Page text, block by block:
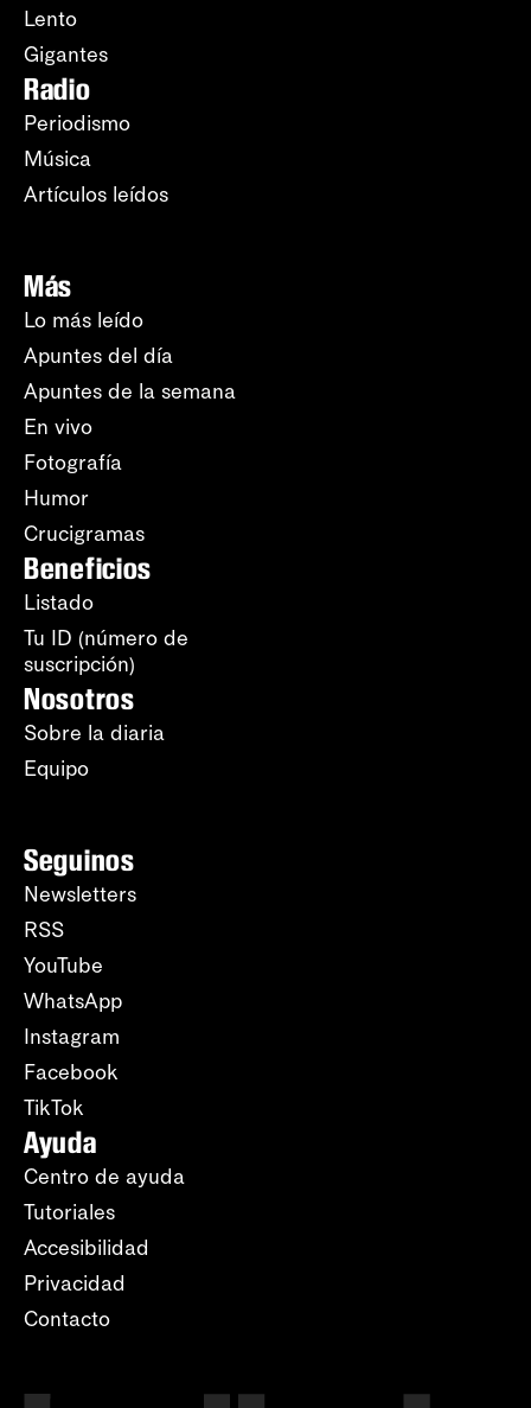
Lento
Gigantes
Radio
Periodismo
Música
Artículos leídos
Más
Lo más leído
Apuntes del día
Apuntes de la semana
En vivo
Fotografía
Humor
Crucigramas
Beneficios
Listado
Tu ID (número de
suscripción)
Nosotros
Sobre la diaria
Equipo
Seguinos
Newsletters
RSS
YouTube
WhatsApp
Instagram
Facebook
TikTok
Ayuda
Centro de ayuda
Tutoriales
Accesibilidad
Privacidad
Contacto